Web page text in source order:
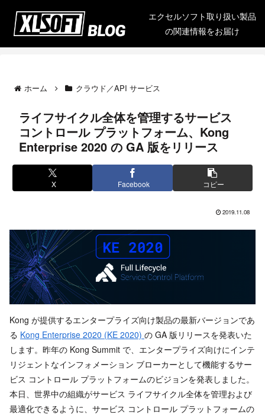
エクセルソフト取り扱い製品
の関連情報をお届け
ホーム クラウド／API サービス
ライフサイクル全体を管理するサービス
コントロール プラットフォーム、Kong
Enterprise 2020 の GA 版をリリース
X Facebook コピー
2019.11.08
Kong が提供するエンタープライズ向け製品の最新バージョンであ
る Kong Enterprise 2020 (KE 2020) の GA 版リリースを発表いた
します。昨年の Kong Summit で、エンタープライズ向けにインテ
リジェントなインフォメーション ブローカーとして機能するサー
ビス コントロール プラットフォームのビジョンを発表しました。
本日、世界中の組織がサービス ライフサイクル全体を管理および
最適化できるように、サービス コントロール プラットフォームの